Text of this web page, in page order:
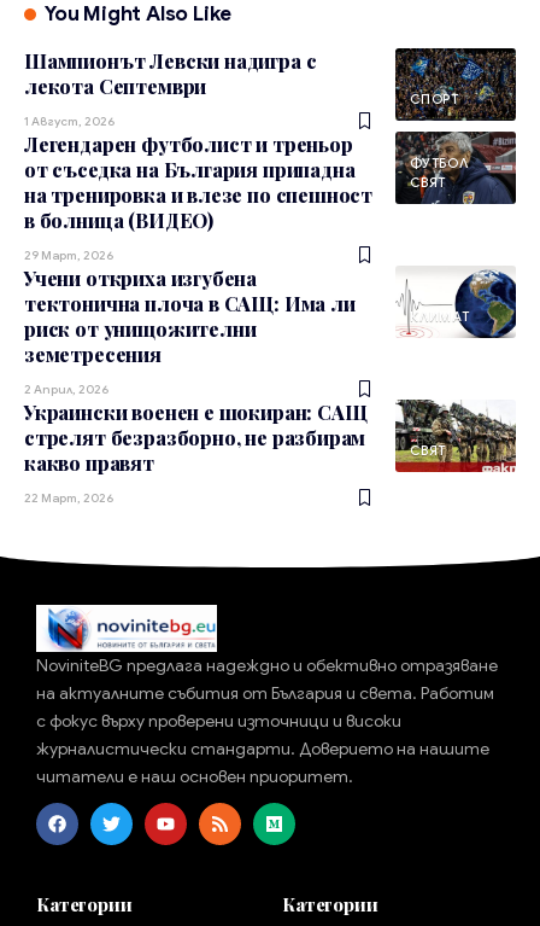
You Might Also Like
СПОРТ
Шампионът Левски надигра с
лекота Септември
1 Август, 2026
ФУТБОЛ
СВЯТ
Легендарен футболист и треньор
от съседка на България припадна
на тренировка и влезе по спешност
в болница (ВИДЕО)
29 Март, 2026
КЛИМАТ
Учени откриха изгубена
тектонична плоча в САЩ: Има ли
риск от унищожителни
земетресения
2 Април, 2026
СВЯТ
Украински военен е шокиран: САЩ
стрелят безразборно, не разбирам
какво правят
22 Март, 2026
NoviniteBG предлага надеждно и обективно отразяване
на актуалните събития от България и света. Работим
с фокус върху проверени източници и високи
журналистически стандарти. Доверието на нашите
читатели е наш основен приоритет.
Категории Категории